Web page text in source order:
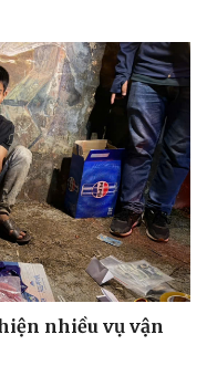
nhiều vụ vận